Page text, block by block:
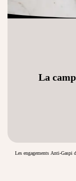
La
Les engagements Anti-Gaspi